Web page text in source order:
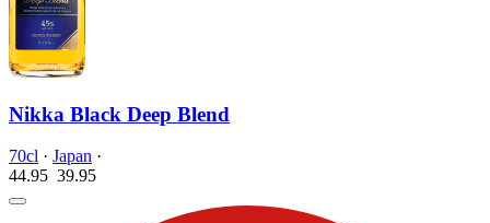
Nikka Black Deep Blend
70cl · Japan ·
44.95 39.95